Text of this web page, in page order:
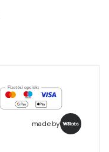
made by